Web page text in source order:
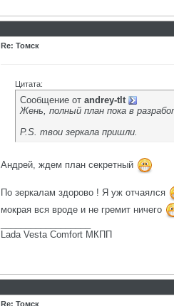
Re: Томск
Цитата:
Сообщение от andrey-tlt
Жень, полный план пока в
P.S. твои зеркала пришли.
Андрей, ждем план секретный
По зеркалам здорово ! Я уж отчаялся
мокрая вся вроде и не гремит ничего
Lada Vesta Comfort МКПП
Re: Томск